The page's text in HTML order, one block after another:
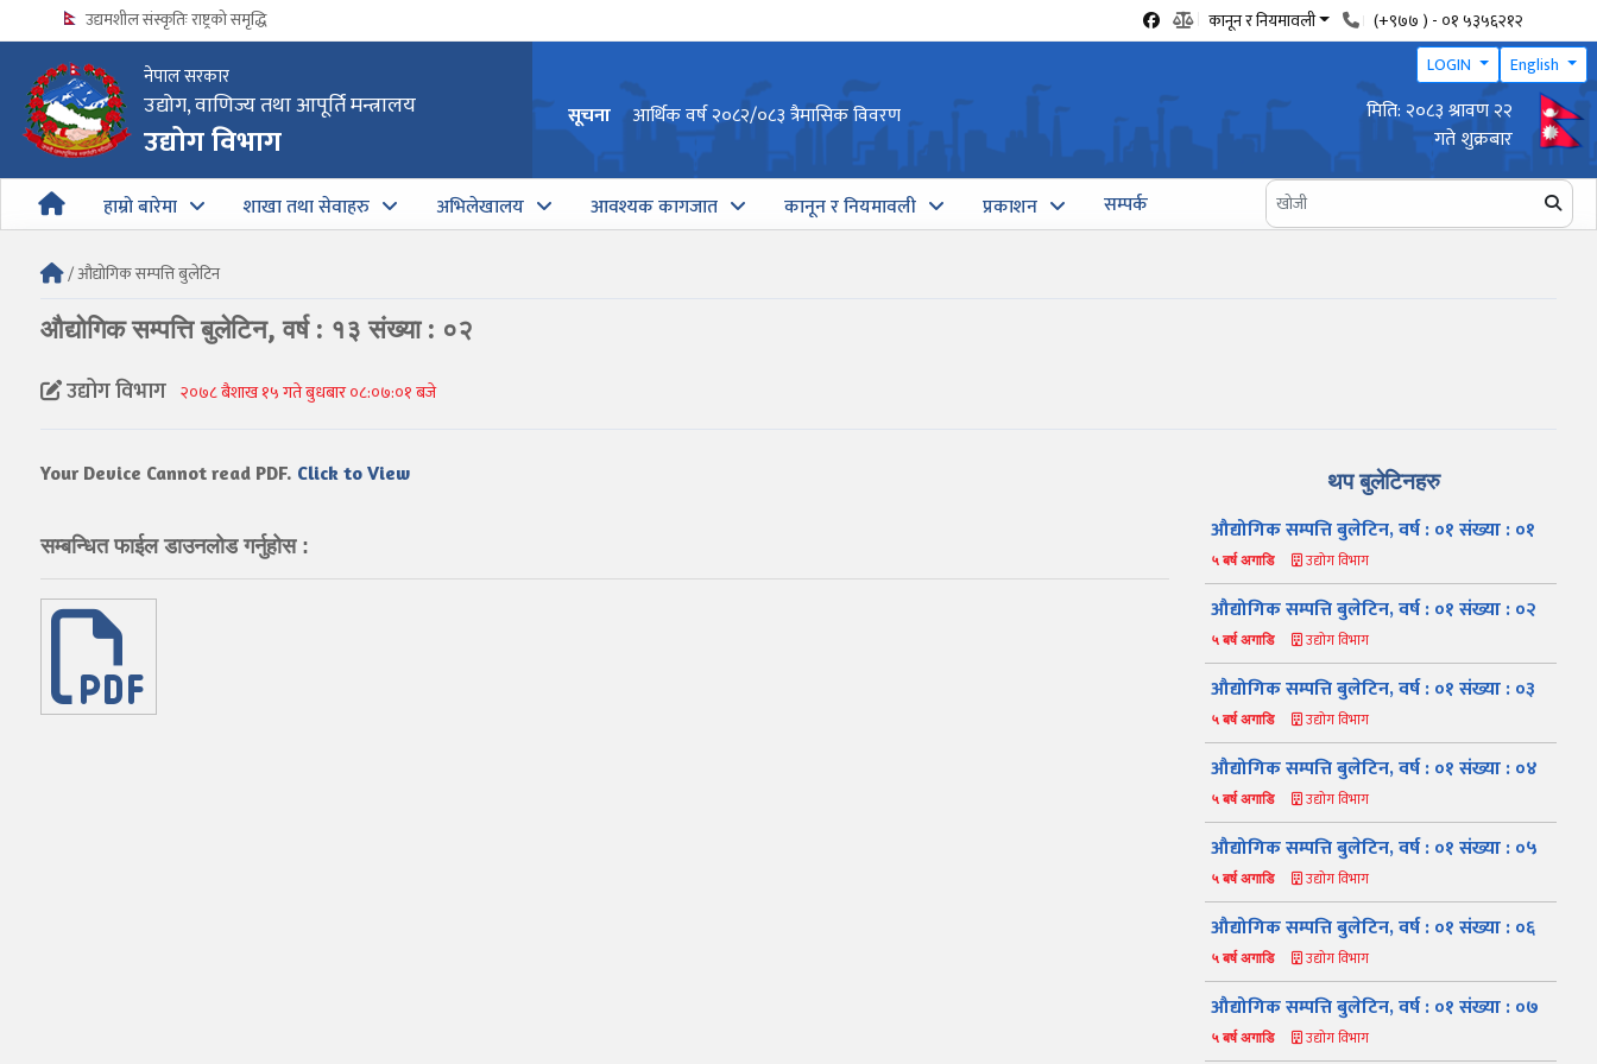
उद्यमशील संस्कृतिः राष्ट्रको समृद्धि कानून र नियमावली (+९७७ ) - ०१ ५३५६२१२
नेपाल सरकार
उद्योग, वाणिज्य तथा आपूर्ति मन्त्रालय
उद्योग विभाग
LOGIN English
सूचना
उद्योग विभागको अत्यन्त जरुरी सूचना आर्थिक वर्ष २०८२/०८३ त्रैमासिक विवरण वार्षिक उद्योग प्रगति प्रतिवेदन पेश गर्ने सम्बन्धी सूचना
मिति: २०८३ श्रावण २२
गते शुक्रबार
हाम्रो बारेमा शाखा तथा सेवाहरु अभिलेखालय आवश्यक कागजात कानून र नियमावली प्रकाशन सम्पर्क
/ औद्योगिक सम्पत्ति बुलेटिन
औद्योगिक सम्पत्ति बुलेटिन, वर्ष : १३ संख्या : ०२
उद्योग विभाग २०७८ बैशाख १५ गते बुधबार ०८:०७:०१ बजे
Your Device Cannot read PDF. Click to View
सम्बन्धित फाईल डाउनलोड गर्नुहोस :
थप बुलेटिनहरु
औद्योगिक सम्पत्ति बुलेटिन, वर्ष : ०१ संख्या : ०१
५ बर्ष अगाडि उद्योग विभाग
औद्योगिक सम्पत्ति बुलेटिन, वर्ष : ०१ संख्या : ०२
५ बर्ष अगाडि उद्योग विभाग
औद्योगिक सम्पत्ति बुलेटिन, वर्ष : ०१ संख्या : ०३
५ बर्ष अगाडि उद्योग विभाग
औद्योगिक सम्पत्ति बुलेटिन, वर्ष : ०१ संख्या : ०४
५ बर्ष अगाडि उद्योग विभाग
औद्योगिक सम्पत्ति बुलेटिन, वर्ष : ०१ संख्या : ०५
५ बर्ष अगाडि उद्योग विभाग
औद्योगिक सम्पत्ति बुलेटिन, वर्ष : ०१ संख्या : ०६
५ बर्ष अगाडि उद्योग विभाग
औद्योगिक सम्पत्ति बुलेटिन, वर्ष : ०१ संख्या : ०७
५ बर्ष अगाडि उद्योग विभाग